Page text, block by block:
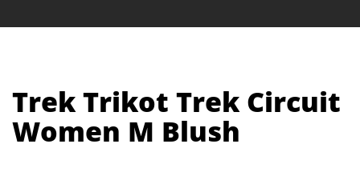
Trek Trikot Trek Circuit
Women M Blush